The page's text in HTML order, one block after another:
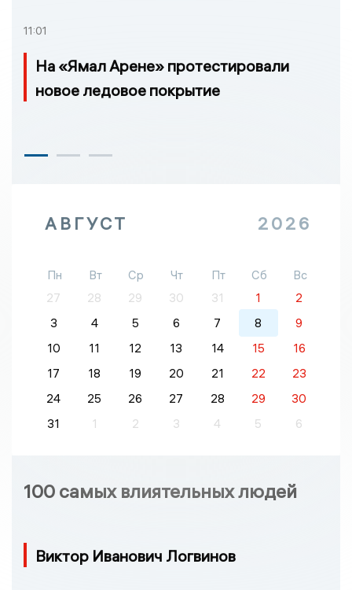
11:01
На «Ямал Арене» протестировали
новое ледовое покрытие
АВГУСТ 2026
Пн Вт Ср Чт Пт Сб
Вс
27
28 29 30 31 1
2
3
4 5 6 7 8
9
10
11 12 13 14 15
16
17
18 19 20 21 22
23
24
25 26 27 28 29
30
31
1 2 3 4 5 6
100 самых влиятельных людей
Виктор Иванович Логвинов